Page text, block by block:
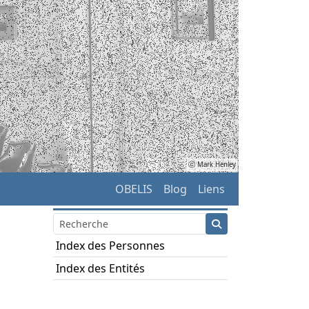
ⓒ Mark Henley
OBELIS Blog Liens
Index des Personnes
Index des Entités